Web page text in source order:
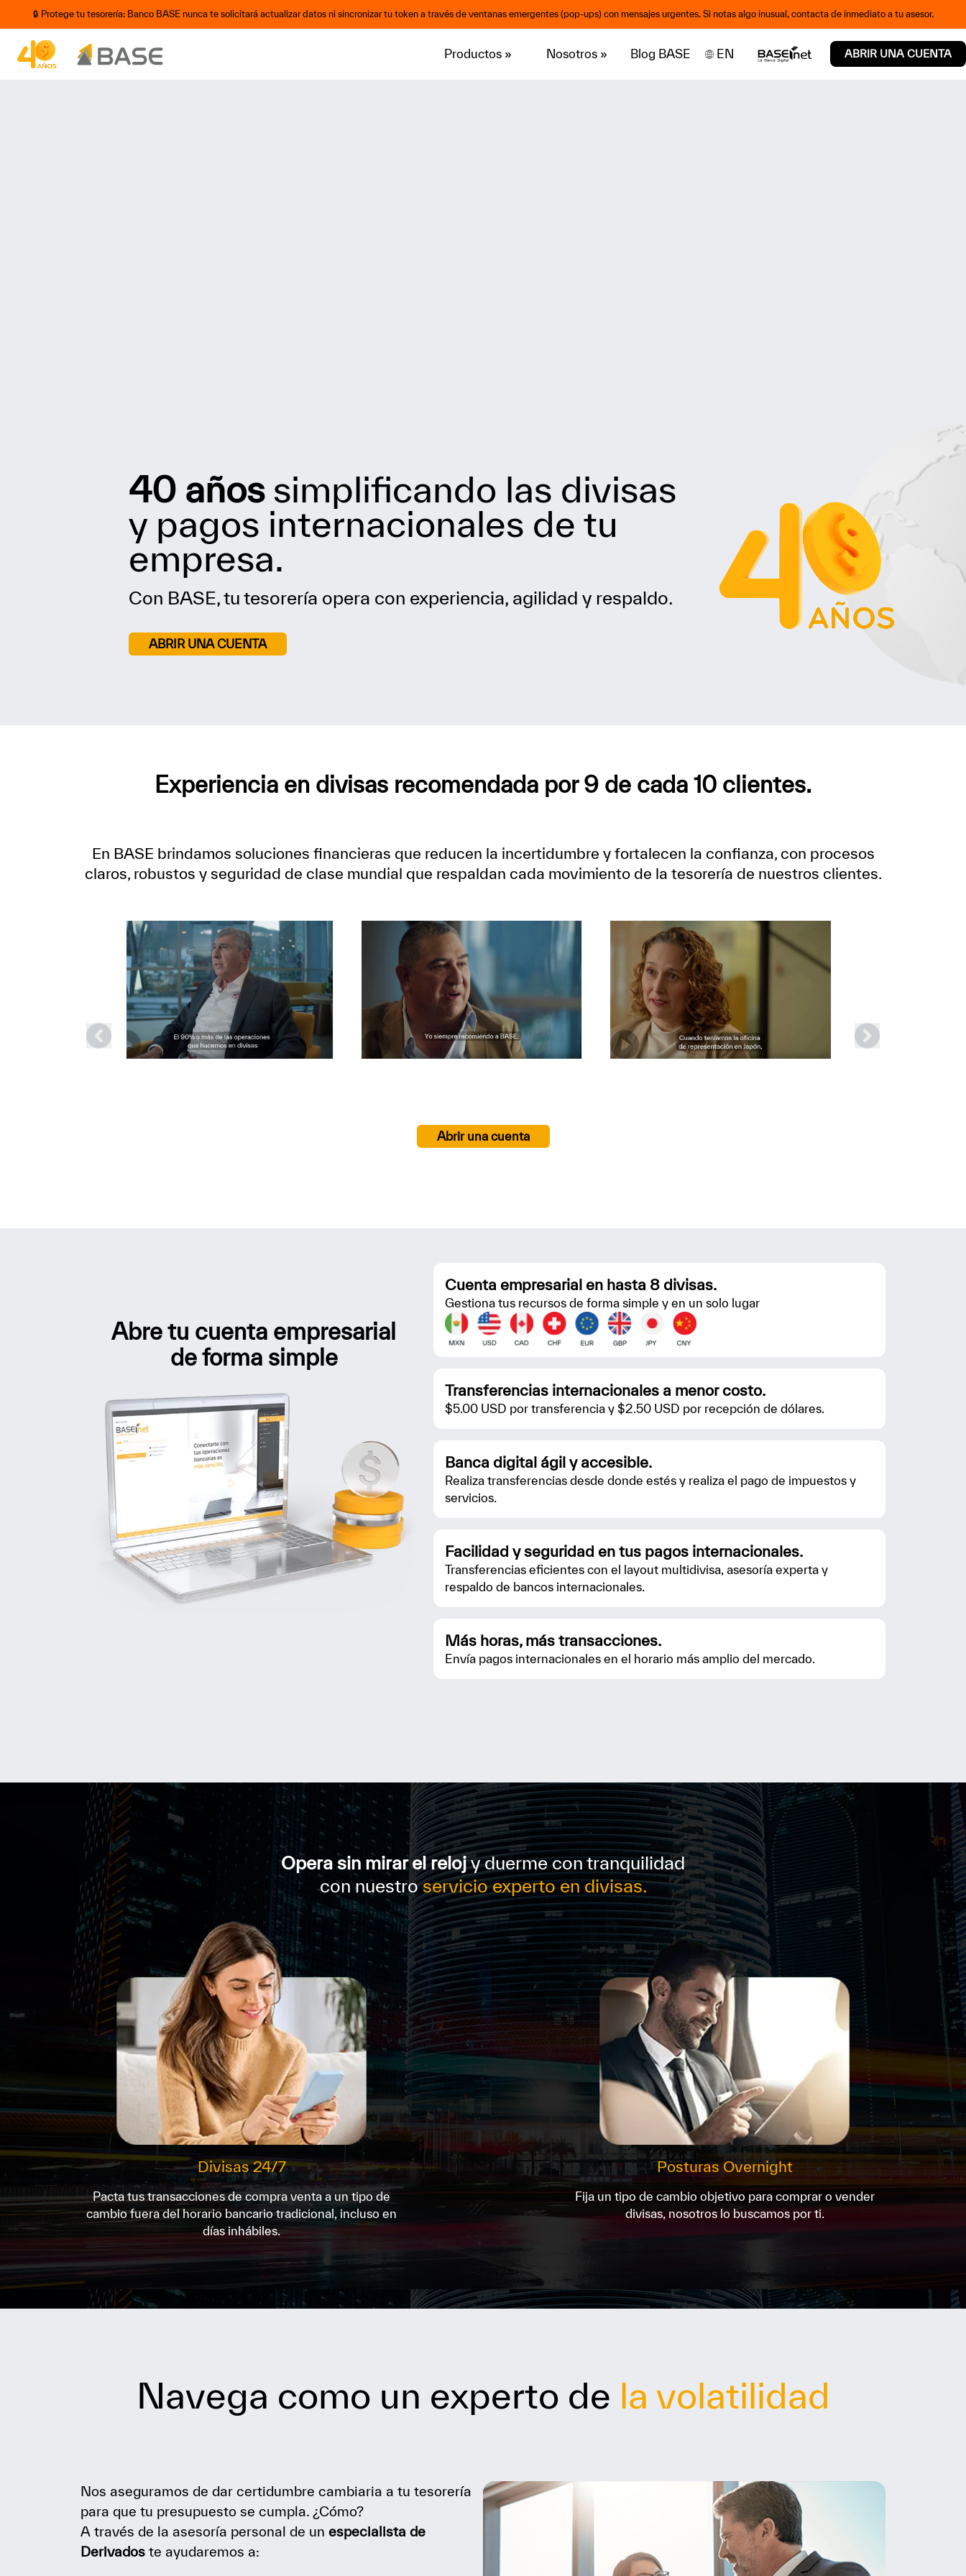
🔒 Protege tu tesorería: Banco BASE nunca te solicitará actualizar datos ni sincronizar tu token a través de ventanas emergentes (pop-ups) con mensajes urgentes. Si notas algo inusual, contacta de inmediato a tu asesor.
Productos » Nosotros » Blog BASE EN ABRIR UNA CUENTA
40 años simplificando las divisas
y pagos internacionales de tu
empresa.
Con BASE, tu tesorería opera con experiencia, agilidad y respaldo.
ABRIR UNA CUENTA
Experiencia en divisas recomendada por 9 de cada 10 clientes.
En BASE brindamos soluciones financieras que reducen la incertidumbre y fortalecen la confianza, con procesos
claros, robustos y seguridad de clase mundial que respaldan cada movimiento de la tesorería de nuestros clientes.
Abrir una cuenta
Abre tu cuenta empresarial
de forma simple
Cuenta empresarial en hasta 8 divisas.
Gestiona tus recursos de forma simple y en un solo lugar
Transferencias internacionales a menor costo.
$5.00 USD por transferencia y $2.50 USD por recepción de dólares.
Banca digital ágil y accesible.
Realiza transferencias desde donde estés y realiza el pago de impuestos y
servicios.
Facilidad y seguridad en tus pagos internacionales.
Transferencias eficientes con el layout multidivisa, asesoría experta y
respaldo de bancos internacionales.
Más horas, más transacciones.
Envía pagos internacionales en el horario más amplio del mercado.
Opera sin mirar el relojy duerme con tranquilidad
con nuestroservicio experto en divisas.
Divisas 24/7
Pacta tus transacciones de compra venta a un tipo de
cambio fuera del horario bancario tradicional, incluso en
días inhábiles.
Posturas Overnight
Fija un tipo de cambio objetivo para comprar o vender
divisas, nosotros lo buscamos por ti.
Navega como un experto de la volatilidad
Nos aseguramos de dar certidumbre cambiaria a tu tesorería
para que tu presupuesto se cumpla. ¿Cómo?
A través de la asesoría personal de un especialista de
Derivados te ayudaremos a: